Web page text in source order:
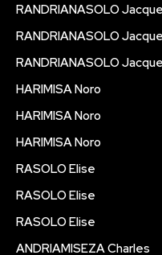
RANDRIANASOLO
RANDRIANASOLO
RANDRIANASOLO
HARIMISA Noro
HARIMISA Noro
HARIMISA Noro
RASOLO Elise
RASOLO Elise
RASOLO Elise
ANDRIAMISEZA Charles